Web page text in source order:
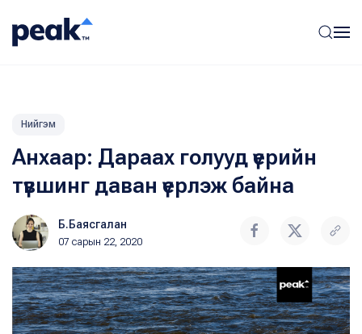
Нийгэм
Анхаар: Дараах голууд үерийн
түвшинг даван үерлэж байна
Б.Баясгалан
07 сарын 22, 2020